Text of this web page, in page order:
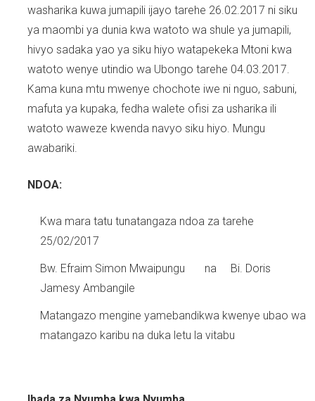
washarika kuwa jumapili ijayo tarehe 26.02.2017 ni siku
ya maombi ya dunia kwa watoto wa shule ya jumapili,
hivyo sadaka yao ya siku hiyo watapekeka Mtoni kwa
watoto wenye utindio wa Ubongo tarehe 04.03.2017.
Kama kuna mtu mwenye chochote iwe ni nguo, sabuni,
mafuta ya kupaka, fedha walete ofisi za usharika ili
watoto waweze kwenda navyo siku hiyo. Mungu
awabariki.
NDOA:
Kwa mara tatu tunatangaza ndoa za tarehe
25/02/2017
Bw. Efraim Simon Mwaipungu na Bi. Doris
Jamesy Ambangile
Matangazo mengine yamebandikwa kwenye ubao wa
matangazo karibu na duka letu la vitabu